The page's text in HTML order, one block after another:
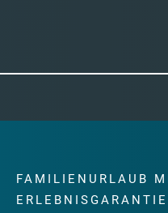
FAMILIENURLAUB
ERLEBNISGARANTIE